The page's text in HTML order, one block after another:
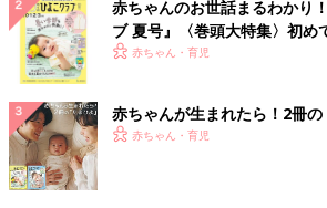
赤ちゃんのお世話まるわかり
ブ 夏号』〈巻頭大特集〉初め
く！ おっぱい・ミルクの基本
赤ちゃん・育児
赤ちゃんが生まれたら！2冊の
赤ちゃん・育児